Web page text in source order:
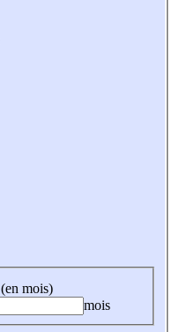
mois)
mois